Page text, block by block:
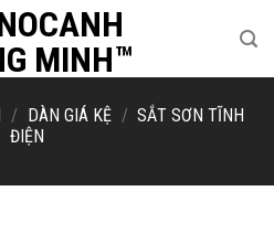
/ DÀN GIÁ KỆ / SẮT SƠN TĨNH
ĐIỆN